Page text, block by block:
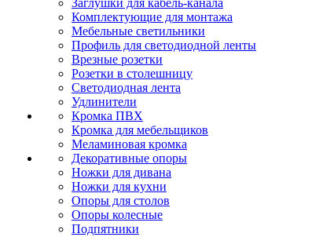
Заглушки для кабель-канала
Комплектующие для монтажа
Мебельные светильники
Профиль для светодиодной ленты
Врезные розетки
Розетки в столешницу
Светодиодная лента
Удлинители
Кромка ПВХ
Кромка для мебельщиков
Меламиновая кромка
Декоративные опоры
Ножки для дивана
Ножки для кухни
Опоры для столов
Опоры колесные
Подпятники